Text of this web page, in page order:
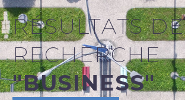
RÉSULTATS DE
RECHERCHE
"BUSINESS"